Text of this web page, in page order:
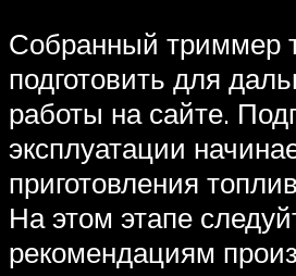
Собранный триммер
подготовить для
работы на сайте.
эксплуатации
приготовления
На этом этапе
рекомендациям